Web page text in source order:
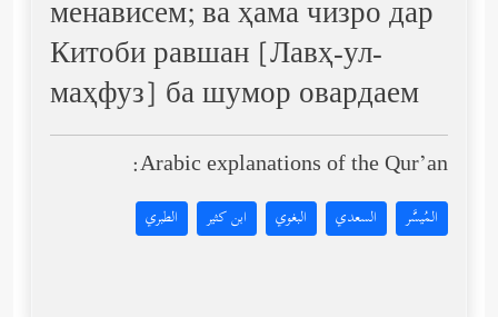
менависем; ва ҳама чизро дар
Китоби равшан [Лавҳ-ул-
маҳфуз] ба шумор овардаем
Arabic explanations of the Qur’an:
المُيسَّر السعدي البغوي ابن كثير الطبري